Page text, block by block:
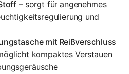
– sorgt für angenehmes
und
mit Reißverschluss
kompaktes Verstauen